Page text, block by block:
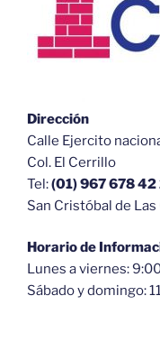
Dirección
Calle Ejercito
Col. El Cerrillo
Tel:(01) 967 678 42
San Cristóbal de
Horario de
Lunes a viernes:
Sábado y domingo: